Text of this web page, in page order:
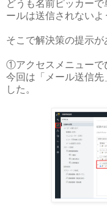
どうも名前ピッカー
ールは送信されないよ
そこで解決策の提示が
①アクセスメニューで
今回は「メール送信
した。